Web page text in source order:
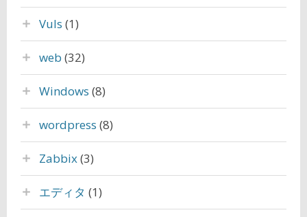
Vuls (1)
web (32)
Windows (8)
wordpress (8)
Zabbix(3)
エディタ (1)